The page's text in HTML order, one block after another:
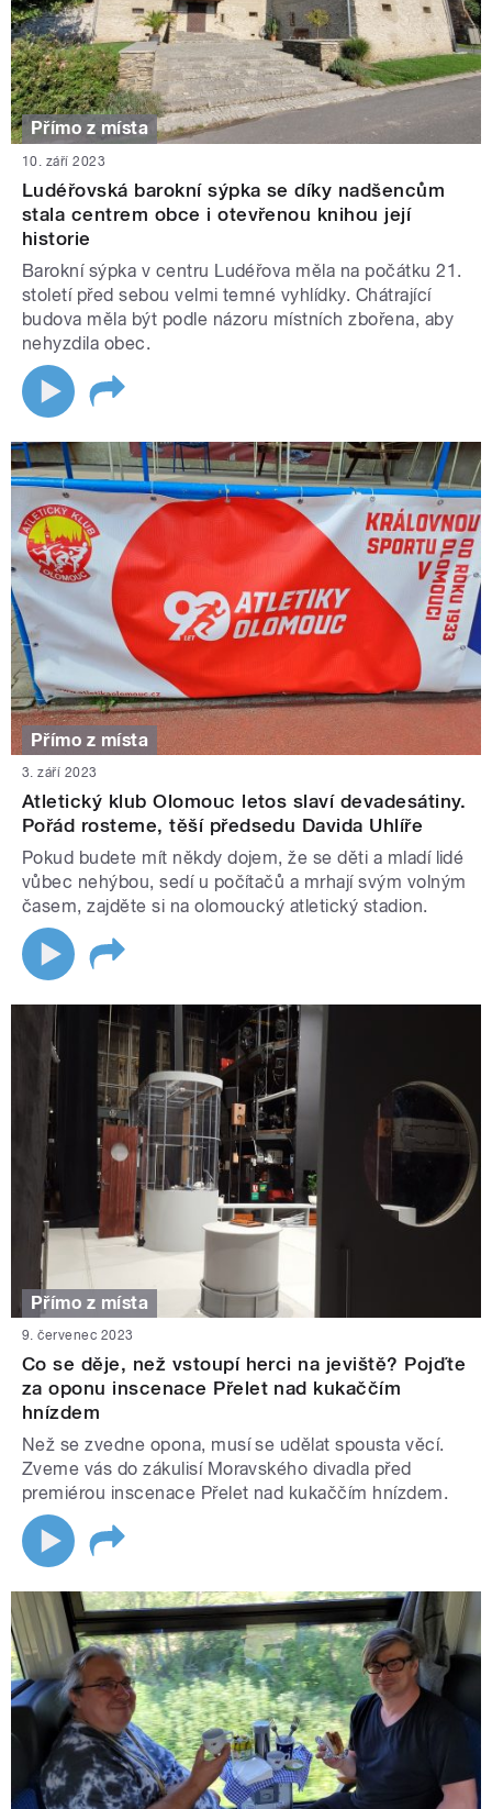
Přímo z místa
10. září 2023
Ludéřovská barokní sýpka se díky nadšencům
stala centrem obce i otevřenou knihou její
historie
Barokní sýpka v centru Ludéřova měla na počátku 21.
století před sebou velmi temné vyhlídky. Chátrající
budova měla být podle názoru místních zbořena, aby
nehyzdila obec.
Přímo z místa
3. září 2023
Atletický klub Olomouc letos slaví devadesátiny.
Pořád rosteme, těší předsedu Davida Uhlíře
Pokud budete mít někdy dojem, že se děti a mladí lidé
vůbec nehýbou, sedí u počítačů a mrhají svým volným
časem, zajděte si na olomoucký atletický stadion.
Přímo z místa
9. červenec 2023
Co se děje, než vstoupí herci na jeviště? Pojďte
za oponu inscenace Přelet nad kukaččím
hnízdem
Než se zvedne opona, musí se udělat spousta věcí.
Zveme vás do zákulisí Moravského divadla před
premiérou inscenace Přelet nad kukaččím hnízdem.